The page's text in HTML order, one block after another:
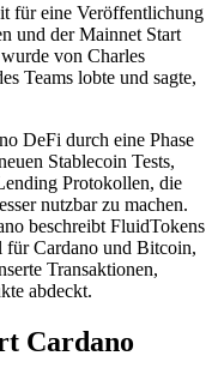
für eine Veröffentlichung
und der Mainnet Start
von Charles
Teams lobte und sagte,
DeFi durch eine Phase
Stablecoin Tests,
Protokollen, die
nutzbar zu machen.
beschreibt FluidTokens
Cardano und Bitcoin,
Transaktionen,
abdeckt.
Cardano